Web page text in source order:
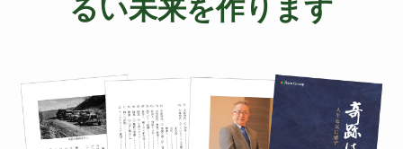
るい未来を作ります